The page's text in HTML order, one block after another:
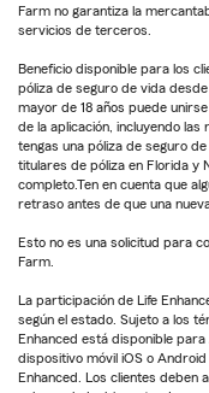
Farm no garantiza la
servicios de terceros.
Beneficio disponible para los
póliza de seguro de vida
mayor de 18 años puede
de la aplicación, incluyendo
tengas una póliza de seguro
titulares de póliza en Florida y
completo.Ten en cuenta que
retraso antes de que una
Esto no es una solicitud para
Farm.
La participación de Life
según el estado. Sujeto a los
Enhanced está disponible
dispositivo móvil iOS o
Enhanced. Los clientes deben